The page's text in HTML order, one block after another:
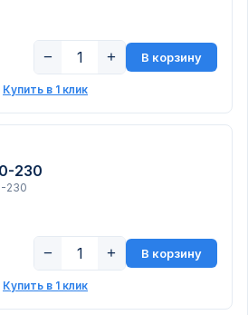
− + В корзину
Купить в 1 клик
230
230
− + В корзину
Купить в 1 клик